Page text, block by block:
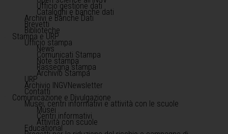
Ufficio gestione dati
Cataloghi e banche dati
Archivi e Banche Dati
Brevetti
Biblioteche
Stampa e URP
Ufficio stampa
News
Comunicati Stampa
Note stampa
Rassegna stampa
Archivio Stampa
URP
Archivio INGVNewsletter
Contatti
Comunicazione e Divulgazione
Musei, centri informativi e attività con le scuole
Musei
Centri informativi
Attività con scuole
Educational